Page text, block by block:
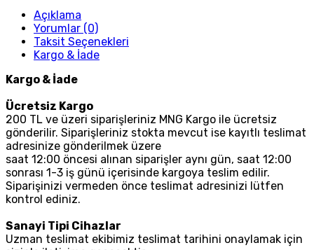
Açıklama
Yorumlar (0)
Taksit Seçenekleri
Kargo & İade
Kargo & İade
Ücretsiz Kargo
200 TL ve üzeri siparişleriniz MNG Kargo ile ücretsiz
gönderilir. Siparişleriniz stokta mevcut ise kayıtlı teslimat
adresinize gönderilmek üzere
saat 12:00 öncesi alınan siparişler aynı gün, saat 12:00
sonrası 1-3 iş günü içerisinde kargoya teslim edilir.
Siparişinizi vermeden önce teslimat adresinizi lütfen
kontrol ediniz.
Sanayi Tipi Cihazlar
Uzman teslimat ekibimiz teslimat tarihini onaylamak için